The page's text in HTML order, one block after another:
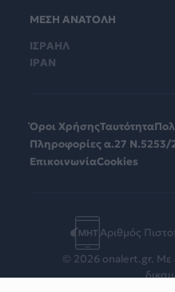
ΜΕΣΗ ΑΝΑΤΟΛΗ
ΙΣΡΑΗΛ
ΙΡΑΝ
Όροι ΧρήσηςΤαυτότητα
Πληροφορίες α.27 Ν.5253/
ΕπικοινωνίαCookies
Αριθμός
© 2026 onalert.gr. Με